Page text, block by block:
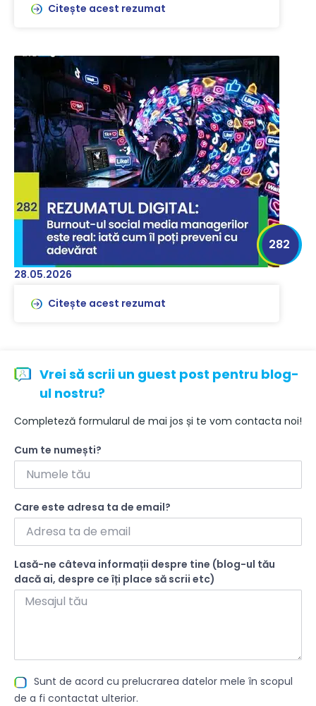
Citește acest rezumat
28.05.2026
282
Citește acest rezumat
Vrei să scrii un guest post pentru blog-
ul nostru?
Completeză formularul de mai jos și te vom contacta noi!
Cum te numești?
Care este adresa ta de email?
Lasă-ne câteva informații despre tine (blog-ul tău
dacă ai, despre ce îți place să scrii etc)
Sunt de acord cu prelucrarea datelor mele în scopul
de a fi contactat ulterior.